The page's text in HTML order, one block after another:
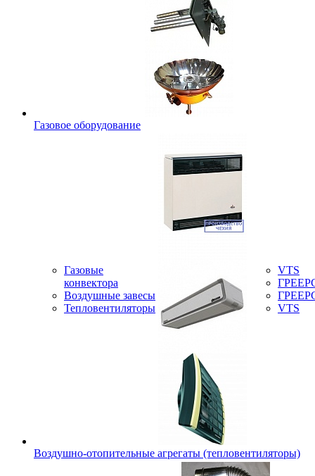
Газовое оборудование
Газовые
конвектора
Воздушные завесы
Тепловентиляторы
VTS
VTS
Воздушно-отопительные агрегаты (тепловентиляторы)